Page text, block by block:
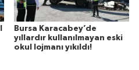
Bursa Karacabey’de
yıllardır kullanılmayan eski
okul lojmanı yıkıldı!